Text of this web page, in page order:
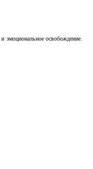
эмоциональное освобождение.